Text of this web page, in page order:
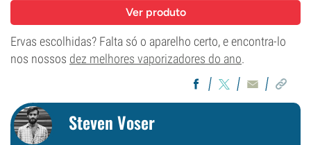
Ver produto
Ervas escolhidas? Falta só o aparelho certo, e encontra-lo
nos nossos dez melhores vaporizadores do ano.
Steven Voser